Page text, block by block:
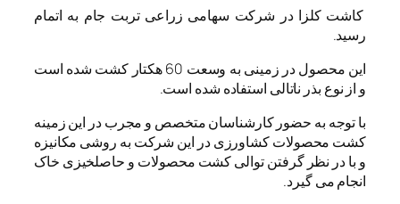
کاشت کلزا در شرکت سهامی زراعی تربت جام به اتمام
رسید.
این محصول در زمینی به وسعت 60 هکتار کشت شده است
و از نوع بذر ناتالی استفاده شده است.
با توجه به حضور کارشناسان متخصص و مجرب در این زمینه
کشت محصولات کشاورزی در این شرکت به روشی مکانیزه
و با در نظر گرفتن توالی کشت محصولات و حاصلخیزی خاک
انجام می گیرد.